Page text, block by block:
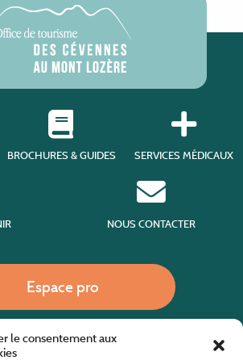
le consentement aux
BROCHURES & GUIDES SERVICES MÉDICAUX
NOUS CONTACTER
Espace pro